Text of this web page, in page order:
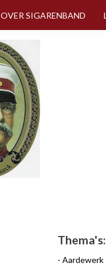
OVER SIGARENBAND
Thema's:
Aardewerk